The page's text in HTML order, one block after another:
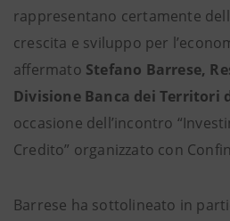
rappresentano certamente
crescita e sviluppo per
affermato Stefano Barrese,
Divisione Banca dei Territori
occasione dell’incontro
Credito” organizzato con
Barrese ha sottolineato in